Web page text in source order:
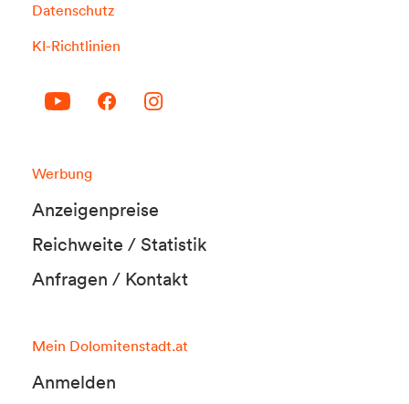
Datenschutz
KI-Richtlinien
Werbung
Anzeigenpreise
Reichweite / Statistik
Anfragen / Kontakt
Mein Dolomitenstadt.at
Anmelden